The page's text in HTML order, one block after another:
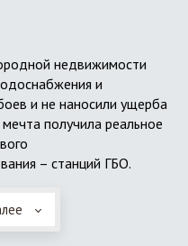
недвижимости
и
и не наносили ущерба
получила реальное
– станций ГБО.